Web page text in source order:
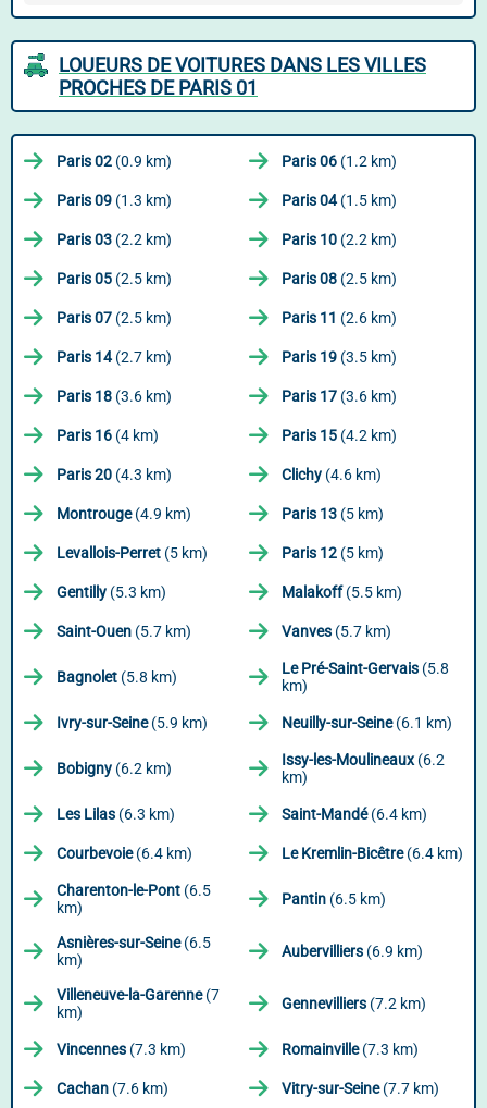
LOUEURS DE VOITURES DANS LES VILLES
PROCHES DE PARIS 01
Paris 02 (0.9 km) Paris 06 (1.2 km)
Paris 09 (1.3 km) Paris 04(1.5 km)
Paris 03 (2.2 km) Paris 10 (2.2 km)
Paris 05 (2.5 km) Paris 08 (2.5 km)
Paris 07 (2.5 km) Paris 11 (2.6 km)
Paris 14(2.7 km) Paris 19 (3.5 km)
Paris 18 (3.6 km) Paris 17 (3.6 km)
Paris 16 (4 km) Paris 15 (4.2 km)
Paris 20 (4.3 km) Clichy (4.6 km)
Montrouge(4.9 km) Paris 13 (5 km)
Levallois-Perret (5 km) Paris 12 (5 km)
Gentilly (5.3 km) Malakoff(5.5 km)
Saint-Ouen (5.7 km) Vanves (5.7 km)
Bagnolet (5.8 km) Le Pré-Saint-Gervais (5.8
km)
Ivry-sur-Seine(5.9 km) Neuilly-sur-Seine(6.1 km)
Bobigny (6.2 km) Issy-les-Moulineaux(6.2
km)
Les Lilas (6.3 km) Saint-Mandé(6.4 km)
Courbevoie(6.4 km) Le Kremlin-Bicêtre(6.4 km)
Charenton-le-Pont (6.5
km)
Pantin (6.5 km)
Asnières-sur-Seine(6.5
km)
Aubervilliers (6.9 km)
Villeneuve-la-Garenne(7
km)
Gennevilliers (7.2 km)
Vincennes (7.3 km) Romainville(7.3 km)
Cachan (7.6 km) Vitry-sur-Seine(7.7 km)